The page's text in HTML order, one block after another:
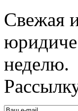
Свежая
неделю.